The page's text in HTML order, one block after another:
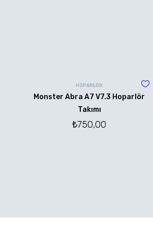
HOPARLÖR
Monster Abra A7 V7.3 Hoparlör
Takımı
₺750,00